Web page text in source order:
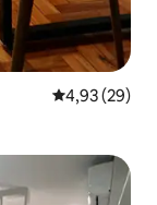
4,93 de uma
4,93 (29)